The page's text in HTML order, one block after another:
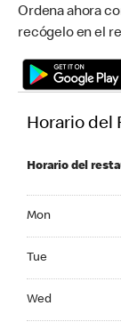
Ordena ahora
recógelo en el
Horario del
Horario del
Mon
Tue
Wed